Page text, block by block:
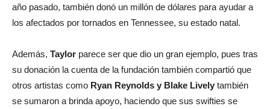
año pasado, también donó un millón de dólares para ayudar a
los afectados por tornados en Tennessee, su estado natal.
Además, Taylor parece ser que dio un gran ejemplo, pues tras
su donación la cuenta de la fundación también compartió que
otros artistas como Ryan Reynolds y Blake Lively también
se sumaron a brinda apoyo, haciendo que sus swifties se